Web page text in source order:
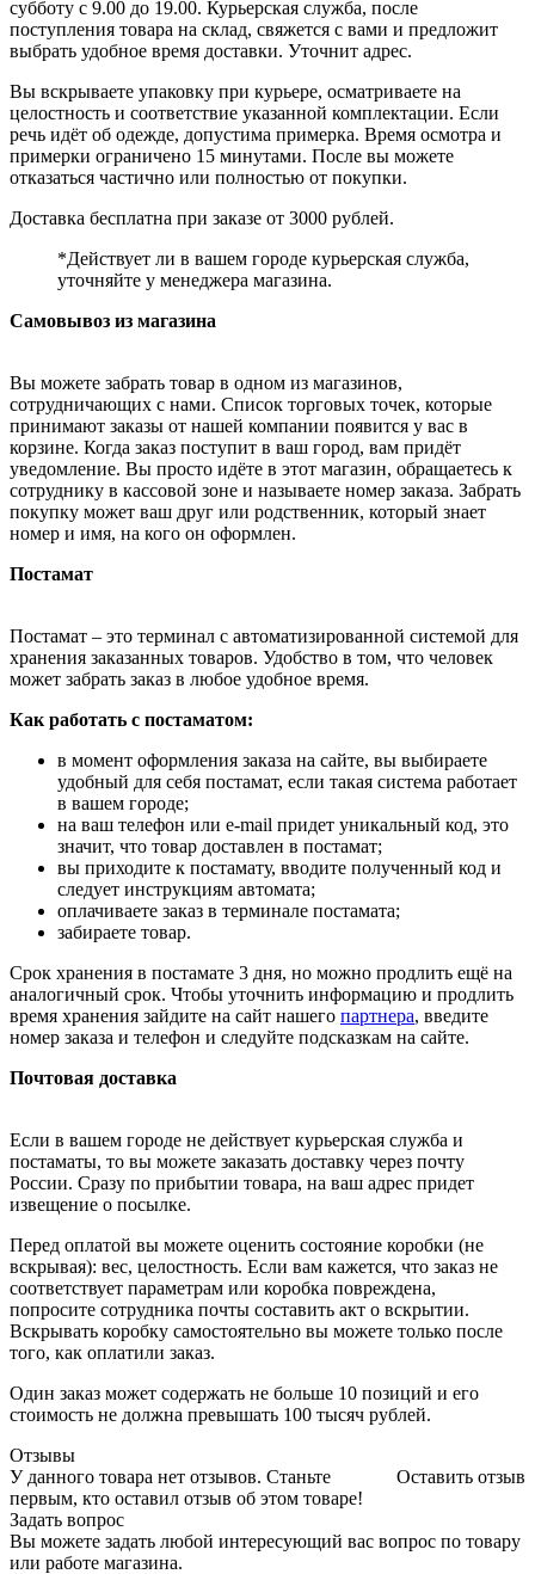
субботу с 9.00 до 19.00. Курьерская служба, после
поступления товара на склад, свяжется с вами и предложит
выбрать удобное время доставки. Уточнит адрес.
Вы вскрываете упаковку при курьере, осматриваете на
целостность и соответствие указанной комплектации. Если
речь идёт об одежде, допустима примерка. Время осмотра и
примерки ограничено 15 минутами. После вы можете
отказаться частично или полностью от покупки.
Доставка бесплатна при заказе от 3000 рублей.
*Действует ли в вашем городе курьерская служба,
уточняйте у менеджера магазина.
Самовывоз из магазина
Вы можете забрать товар в одном из магазинов,
сотрудничающих с нами. Список торговых точек, которые
принимают заказы от нашей компании появится у вас в
корзине. Когда заказ поступит в ваш город, вам придёт
уведомление. Вы просто идёте в этот магазин, обращаетесь к
сотруднику в кассовой зоне и называете номер заказа. Забрать
покупку может ваш друг или родственник, который знает
номер и имя, на кого он оформлен.
Постамат
Постамат – это терминал с автоматизированной системой для
хранения заказанных товаров. Удобство в том, что человек
может забрать заказ в любое удобное время.
Как работать с постаматом:
в момент оформления заказа на сайте, вы выбираете
удобный для себя постамат, если такая система работает
в вашем городе;
на ваш телефон или e-mail придет уникальный код, это
значит, что товар доставлен в постамат;
вы приходите к постамату, вводите полученный код и
следует инструкциям автомата;
оплачиваете заказ в терминале постамата;
забираете товар.
Срок хранения в постамате 3 дня, но можно продлить ещё на
аналогичный срок. Чтобы уточнить информацию и продлить
время хранения зайдите на сайт нашего партнера, введите
номер заказа и телефон и следуйте подсказкам на сайте.
Почтовая доставка
Если в вашем городе не действует курьерская служба и
постаматы, то вы можете заказать доставку через почту
России. Сразу по прибытии товара, на ваш адрес придет
извещение о посылке.
Перед оплатой вы можете оценить состояние коробки (не
вскрывая): вес, целостность. Если вам кажется, что заказ не
соответствует параметрам или коробка повреждена,
попросите сотрудника почты составить акт о вскрытии.
Вскрывать коробку самостоятельно вы можете только после
того, как оплатили заказ.
Один заказ может содержать не больше 10 позиций и его
стоимость не должна превышать 100 тысяч рублей.
Отзывы
Оставить отзыв
У данного товара нет отзывов. Станьте
первым, кто оставил отзыв об этом товаре!
Задать вопрос
Вы можете задать любой интересующий вас вопрос по товару
или работе магазина.